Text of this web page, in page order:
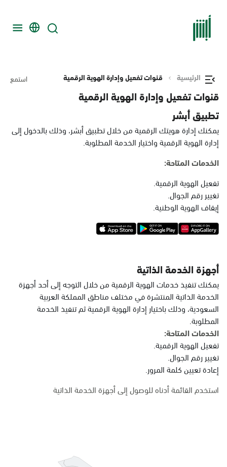
الرئيسية قنوات تفعيل وإدارة الهوية الرقمية استمع
قنوات تفعيل وإدارة الهوية الرقمية
تطبيق أبشر
يمكنك إدارة هويتك الرقمية من خلال تطبيق أبشر، وذلك بالدخول إلى
إدارة الهوية الرقمية واختيار الخدمة المطلوبة.
الخدمات المتاحة:
تفعيل الهوية الرقمية.
تغيير رقم الجوال.
إيقاف الهوية الوطنية.
أجهزة الخدمة الذاتية
يمكنك تنفيذ خدمات الهوية الرقمية من خلال التوجه إلى أحد أجهزة
الخدمة الذاتية المنتشرة في مختلف مناطق المملكة العربية
السعودية، وذلك باختيار إدارة الهوية الرقمية ثم تنفيذ الخدمة
المطلوبة.
الخدمات المتاحة:
تفعيل الهوية الرقمية.
تغيير رقم الجوال.
إعادة تعيين كلمة المرور.
استخدم القائمة أدناه للوصول إلى أجهزة الخدمة الذاتية